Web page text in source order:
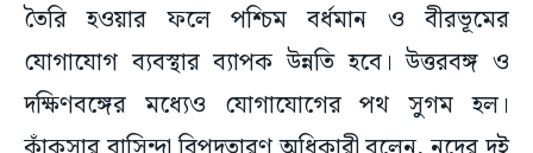
তৈরি হওয়ার ফলে পশ্চিম বর্ধমান ও বীরভূমের
যোগাযোগ ব্যবস্থার ব্যাপক উন্নতি হবে। উত্তরবঙ্গ ও
দক্ষিণবঙ্গের মধ্যেও যোগাযোগের পথ সুগম হল।